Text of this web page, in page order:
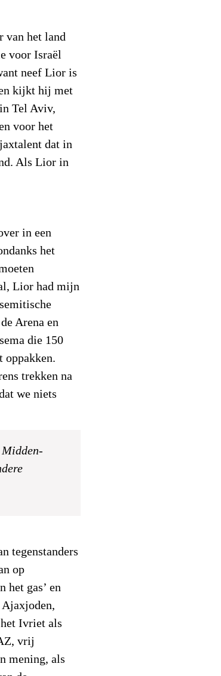
van het land
voor Israël
neef Lior is
kijkt hij met
Tel Aviv,
voor het
dat in
Als Lior in
in een
het
Lior had mijn
Arena en
die 150
oppakken.
trekken na
we niets
tegenstanders
op
het gas’ en
Ivriet als
vrij
mening, als